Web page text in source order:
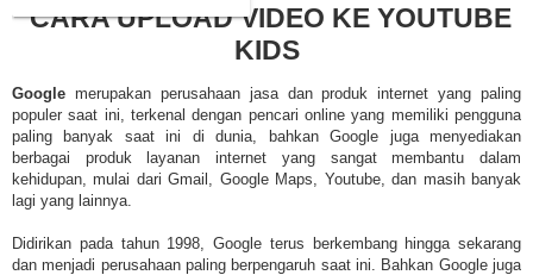
CARA UPLOAD VIDEO KE YOUTUBE
KIDS
Google merupakan perusahaan jasa dan produk internet yang paling
populer saat ini, terkenal dengan pencari online yang memiliki pengguna
paling banyak saat ini di dunia, bahkan Google juga menyediakan
berbagai produk layanan internet yang sangat membantu dalam
kehidupan, mulai dari Gmail, Google Maps, Youtube, dan masih banyak
lagi yang lainnya.
Didirikan pada tahun 1998, Google terus berkembang hingga sekarang
dan menjadi perusahaan paling berpengaruh saat ini. Bahkan Google juga